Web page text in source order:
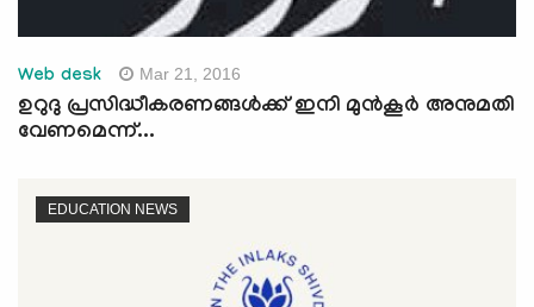
Web desk Mar 21, 2016
ഉറുദു പ്രസിദ്ധീകരണങ്ങള്‍ക്ക് ഇനി മുന്‍കൂര്‍ അനുമതി
വേണമെന്ന്...
EDUCATION NEWS